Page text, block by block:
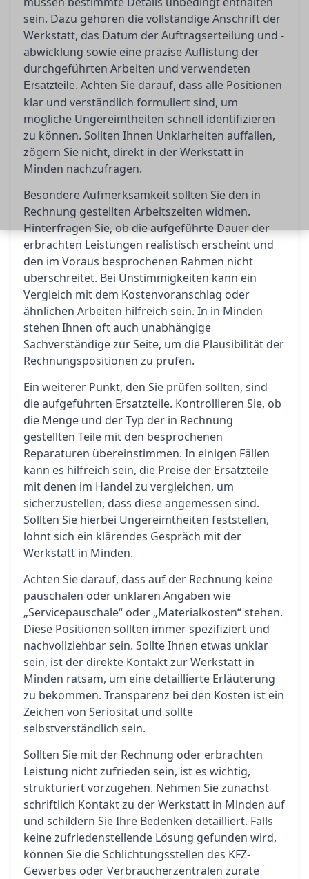
sein. Dazu gehören die vollständige Anschrift der
Werkstatt, das Datum der Auftragserteilung und -
abwicklung sowie eine präzise Auflistung der
durchgeführten Arbeiten und verwendeten
Ersatzteile. Achten Sie darauf, dass alle Positionen
klar und verständlich formuliert sind, um
mögliche Ungereimtheiten schnell identifizieren
zu können. Sollten Ihnen Unklarheiten auffallen,
zögern Sie nicht, direkt in der Werkstatt in
Minden nachzufragen.
Besondere Aufmerksamkeit sollten Sie den in
Rechnung gestellten Arbeitszeiten widmen.
Hinterfragen Sie, ob die aufgeführte Dauer der
erbrachten Leistungen realistisch erscheint und
den im Voraus besprochenen Rahmen nicht
überschreitet. Bei Unstimmigkeiten kann ein
Vergleich mit dem Kostenvoranschlag oder
ähnlichen Arbeiten hilfreich sein. In in Minden
stehen Ihnen oft auch unabhängige
Sachverständige zur Seite, um die Plausibilität der
Rechnungspositionen zu prüfen.
Ein weiterer Punkt, den Sie prüfen sollten, sind
die aufgeführten Ersatzteile. Kontrollieren Sie, ob
die Menge und der Typ der in Rechnung
gestellten Teile mit den besprochenen
Reparaturen übereinstimmen. In einigen Fällen
kann es hilfreich sein, die Preise der Ersatzteile
mit denen im Handel zu vergleichen, um
sicherzustellen, dass diese angemessen sind.
Sollten Sie hierbei Ungereimtheiten feststellen,
lohnt sich ein klärendes Gespräch mit der
Werkstatt in Minden.
Achten Sie darauf, dass auf der Rechnung keine
pauschalen oder unklaren Angaben wie
„Servicepauschale“ oder „Materialkosten“ stehen.
Diese Positionen sollten immer spezifiziert und
nachvollziehbar sein. Sollte Ihnen etwas unklar
sein, ist der direkte Kontakt zur Werkstatt in
Minden ratsam, um eine detaillierte Erläuterung
zu bekommen. Transparenz bei den Kosten ist ein
Zeichen von Seriosität und sollte
selbstverständlich sein.
Sollten Sie mit der Rechnung oder erbrachten
Leistung nicht zufrieden sein, ist es wichtig,
strukturiert vorzugehen. Nehmen Sie zunächst
schriftlich Kontakt zu der Werkstatt in Minden auf
und schildern Sie Ihre Bedenken detailliert. Falls
keine zufriedenstellende Lösung gefunden wird,
können Sie die Schlichtungsstellen des KFZ-
Gewerbes oder Verbraucherzentralen zurate